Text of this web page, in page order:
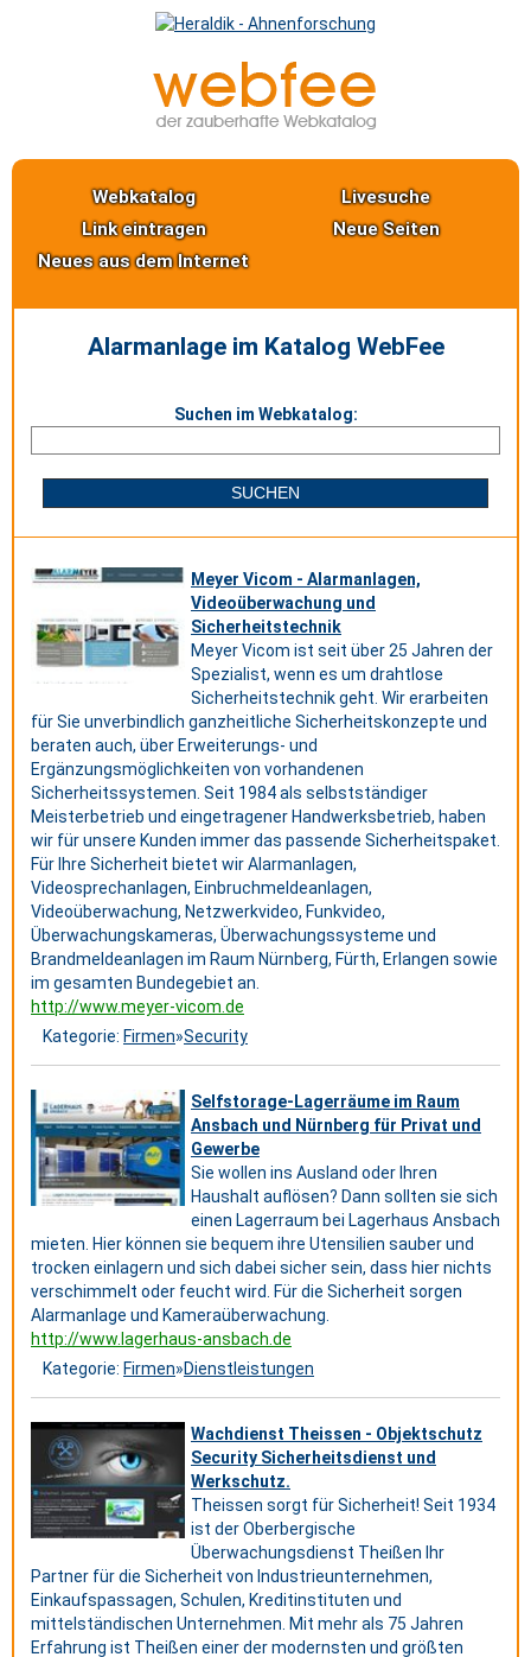
Webkatalog
Livesuche
Link eintragen
Neue Seiten
Neues aus dem Internet
Alarmanlage im Katalog WebFee
Suchen im Webkatalog:
Meyer Vicom - Alarmanlagen,
Videoüberwachung und
Sicherheitstechnik
Meyer Vicom ist seit über 25 Jahren der
Spezialist, wenn es um drahtlose
Sicherheitstechnik geht. Wir erarbeiten
für Sie unverbindlich ganzheitliche Sicherheitskonzepte und
beraten auch, über Erweiterungs- und
Ergänzungsmöglichkeiten von vorhandenen
Sicherheitssystemen. Seit 1984 als selbstständiger
Meisterbetrieb und eingetragener Handwerksbetrieb, haben
wir für unsere Kunden immer das passende Sicherheitspaket.
Für Ihre Sicherheit bietet wir Alarmanlagen,
Videosprechanlagen, Einbruchmeldeanlagen,
Videoüberwachung, Netzwerkvideo, Funkvideo,
Überwachungskameras, Überwachungssysteme und
Brandmeldeanlagen im Raum Nürnberg, Fürth, Erlangen sowie
im gesamten Bundegebiet an.
http://www.meyer-vicom.de
Kategorie: Firmen»Security
Selfstorage-Lagerräume im Raum
Ansbach und Nürnberg für Privat und
Gewerbe
Sie wollen ins Ausland oder Ihren
Haushalt auflösen? Dann sollten sie sich
einen Lagerraum bei Lagerhaus Ansbach
mieten. Hier können sie bequem ihre Utensilien sauber und
trocken einlagern und sich dabei sicher sein, dass hier nichts
verschimmelt oder feucht wird. Für die Sicherheit sorgen
Alarmanlage und Kameraüberwachung.
http://www.lagerhaus-ansbach.de
Kategorie: Firmen»Dienstleistungen
Wachdienst Theissen - Objektschutz
Security Sicherheitsdienst und
Werkschutz.
Theissen sorgt für Sicherheit! Seit 1934
ist der Oberbergische
Überwachungsdienst Theißen Ihr
Partner für die Sicherheit von Industrieunternehmen,
Einkaufspassagen, Schulen, Kreditinstituten und
mittelständischen Unternehmen. Mit mehr als 75 Jahren
Erfahrung ist Theißen einer der modernsten und größten